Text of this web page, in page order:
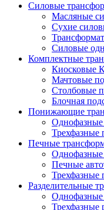
Силовые
Масляные
Сухие
Силовые
Комплектные
Киосковые
Мачтовые
Столбовые
Блочная
Понижающие
Печные
Печные
Трехфазные
Разделительные
Однофазные
Трехфазные